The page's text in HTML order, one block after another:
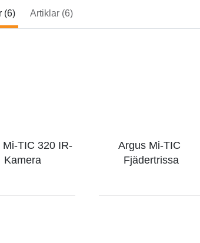
(6) Artiklar (6)
Mi-TIC 320 IR-
Kamera
Argus Mi-TIC
Fjädertrissa